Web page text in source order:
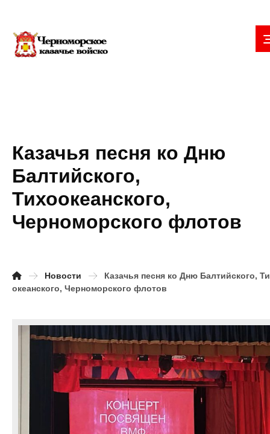
Казачья песня ко Дню
Балтийского,
Тихоокеанского,
Черноморского флотов
Новости
Казачья песня ко Дню Балтийского,
океанского, Черноморского флотов